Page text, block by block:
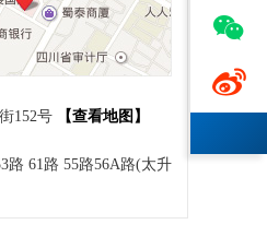
152号
【查看地图】
路 61路 55路56A路(太升

